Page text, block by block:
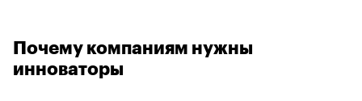
Почему компаниям нужны
инноваторы